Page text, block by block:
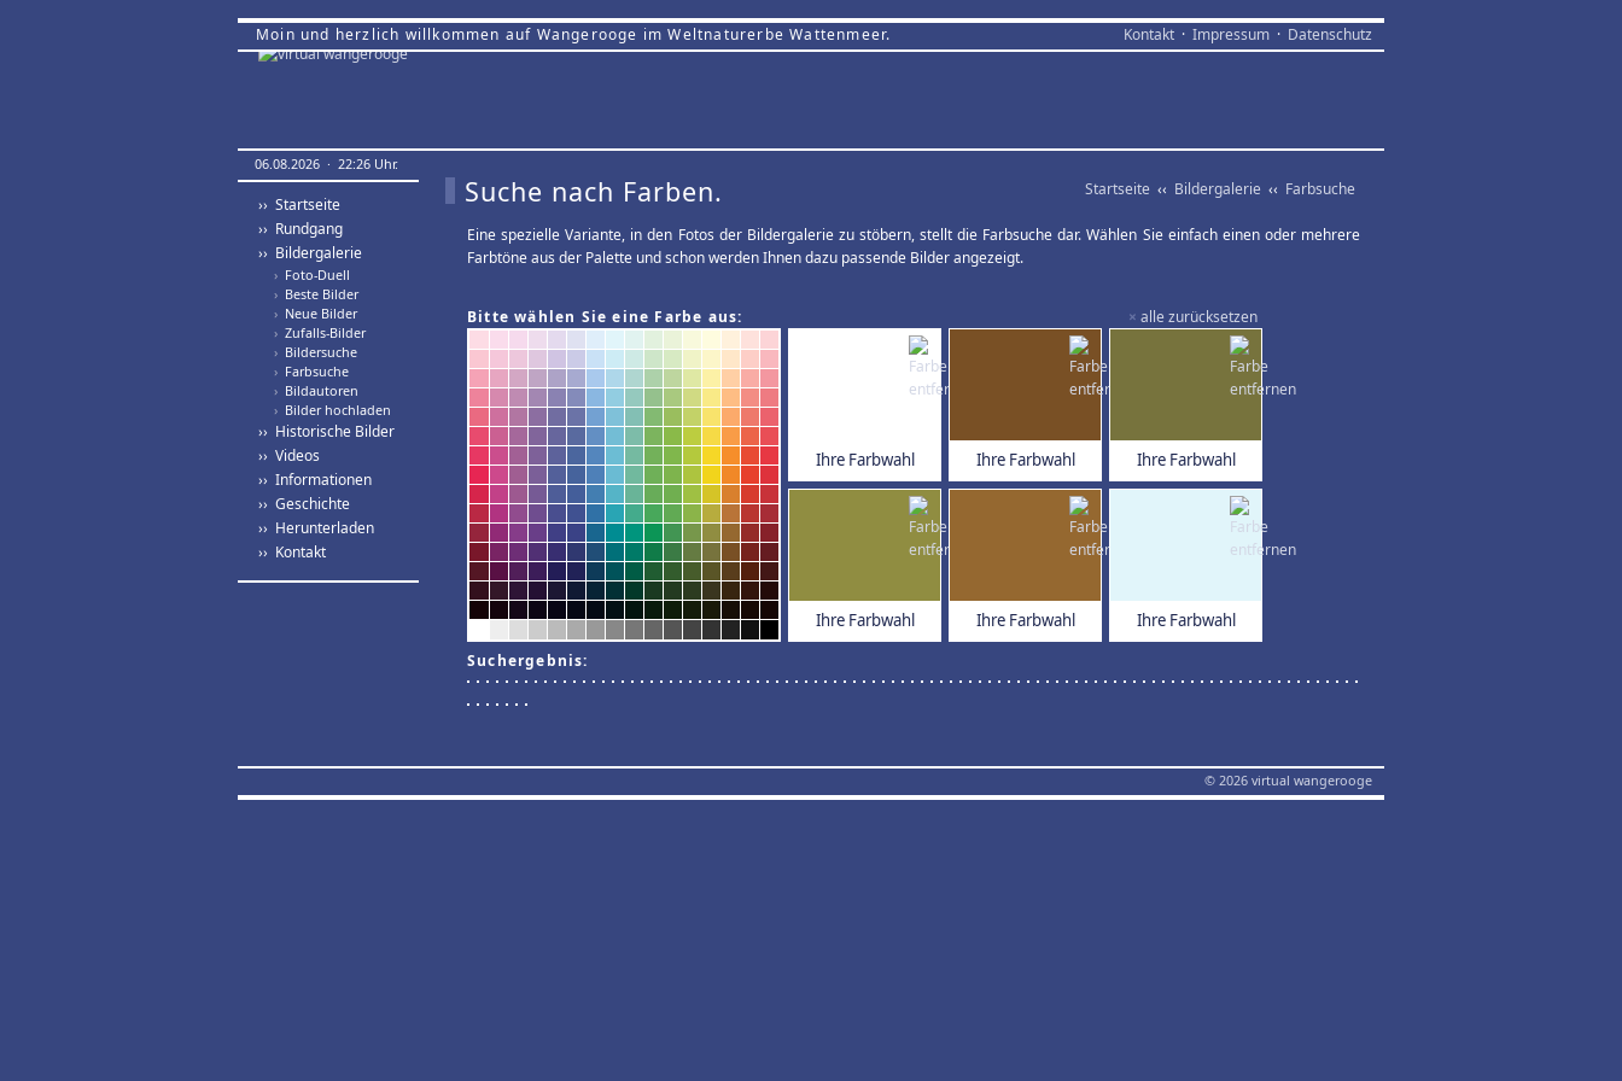
Moin und herzlich willkommen auf Wangerooge im Weltnaturerbe Wattenmeer. Kontakt · Impressum · Datenschutz
06.08.2026 · 22:26 Uhr.
›› Startseite
›› Rundgang
›› Bildergalerie
› Foto-Duell
› Beste Bilder
› Neue Bilder
› Zufalls-Bilder
› Bildersuche
› Farbsuche
› Bildautoren
› Bilder hochladen
›› Historische Bilder
›› Videos
›› Informationen
›› Geschichte
›› Herunterladen
›› Kontakt
Startseite ‹‹ Bildergalerie ‹‹ Farbsuche
Suche nach Farben.
Eine spezielle Variante, in den Fotos der Bildergalerie zu stöbern, stellt die Farbsuche dar. Wählen Sie einfach einen oder mehrere
Farbtöne aus der Palette und schon werden Ihnen dazu passende Bilder angezeigt.
× alle zurücksetzen
Bitte wählen Sie eine Farbe aus:
Ihre Farbwahl Ihre Farbwahl Ihre Farbwahl
Ihre Farbwahl Ihre Farbwahl Ihre Farbwahl
Suchergebnis:
© 2026 virtual wangerooge